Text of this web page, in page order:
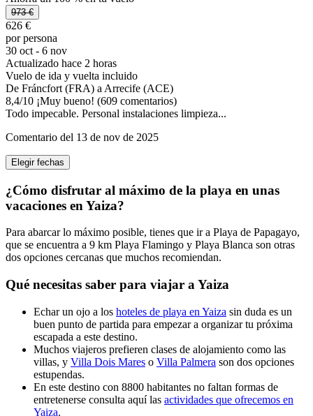
973 €
626 €
por persona
30 oct - 6 nov
Actualizado hace 2 horas
Vuelo de ida y vuelta incluido
De Fráncfort (FRA) a Arrecife (ACE)
8,4/10 ¡Muy bueno! (609 comentarios)
Todo impecable. Personal instalaciones limpieza...
Comentario del 13 de nov de 2025
Elegir fechas
¿Cómo disfrutar al máximo de la playa en unas
vacaciones en Yaiza?
Para abarcar lo máximo posible, tienes que ir a Playa de Papagayo,
que se encuentra a 9 km Playa Flamingo y Playa Blanca son otras
dos opciones cercanas que muchos recomiendan.
Qué necesitas saber para viajar a Yaiza
Echar un ojo a los hoteles de playa en Yaiza sin duda es un
buen punto de partida para empezar a organizar tu próxima
escapada a este destino.
Muchos viajeros prefieren clases de alojamiento como las
villas, y Villa Dois Mares o Villa Palmera son dos opciones
estupendas.
En este destino con 8800 habitantes no faltan formas de
entretenerse consulta aquí las actividades que ofrecemos en
Yaiza.